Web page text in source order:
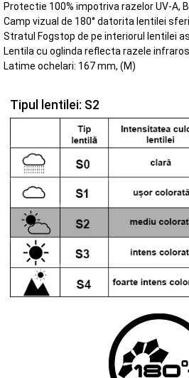
Protectie 100% impotriva razelor UV-A,
Camp vizual de 180° datorita lentilei
Stratul Fogstop de pe interiorul lentilei
Lentila cu oglinda reflecta razele
Latime ochelari: 167 mm, (M)
Tipul lentilei: S2